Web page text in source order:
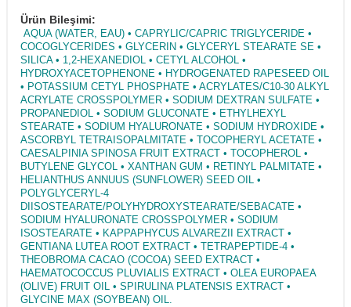
Ürün Bileşimi:
AQUA (WATER, EAU) • CAPRYLIC/CAPRIC TRIGLYCERIDE •
COCOGLYCERIDES • GLYCERIN • GLYCERYL STEARATE SE •
SILICA • 1,2-HEXANEDIOL • CETYL ALCOHOL •
HYDROXYACETOPHENONE • HYDROGENATED RAPESEED OIL
• POTASSIUM CETYL PHOSPHATE • ACRYLATES/C10-30 ALKYL
ACRYLATE CROSSPOLYMER • SODIUM DEXTRAN SULFATE •
PROPANEDIOL • SODIUM GLUCONATE • ETHYLHEXYL
STEARATE • SODIUM HYALURONATE • SODIUM HYDROXIDE •
ASCORBYL TETRAISOPALMITATE • TOCOPHERYL ACETATE •
CAESALPINIA SPINOSA FRUIT EXTRACT • TOCOPHEROL •
BUTYLENE GLYCOL • XANTHAN GUM • RETINYL PALMITATE •
HELIANTHUS ANNUUS (SUNFLOWER) SEED OIL •
POLYGLYCERYL-4
DIISOSTEARATE/POLYHYDROXYSTEARATE/SEBACATE •
SODIUM HYALURONATE CROSSPOLYMER • SODIUM
ISOSTEARATE • KAPPAPHYCUS ALVAREZII EXTRACT •
GENTIANA LUTEA ROOT EXTRACT • TETRAPEPTIDE-4 •
THEOBROMA CACAO (COCOA) SEED EXTRACT •
HAEMATOCOCCUS PLUVIALIS EXTRACT • OLEA EUROPAEA
(OLIVE) FRUIT OIL • SPIRULINA PLATENSIS EXTRACT •
GLYCINE MAX (SOYBEAN) OIL.